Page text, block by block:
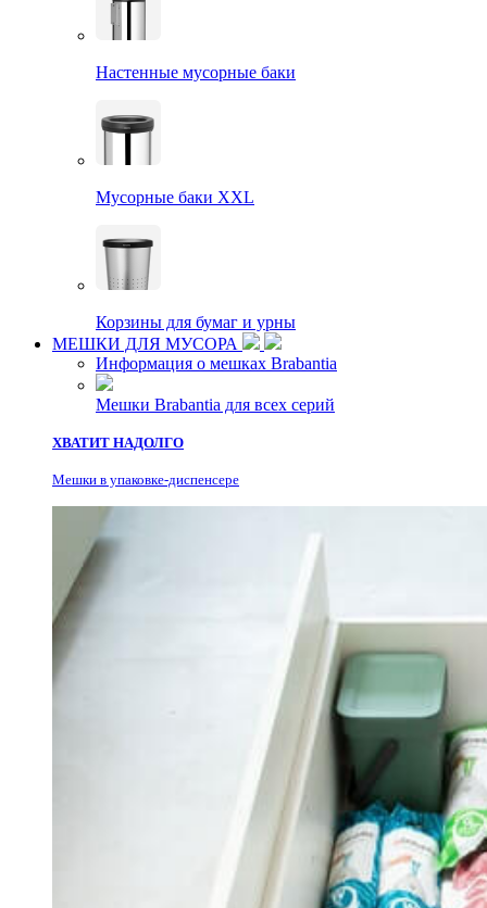
Настенные мусорные баки
Мусорные баки XXL
Корзины для бумаг и урны
МЕШКИ ДЛЯ МУСОРА
Информация о мешках Brabantia
Мешки Brabantia для всех серий
ХВАТИТ НАДОЛГО
Мешки в упаковке-диспенсере